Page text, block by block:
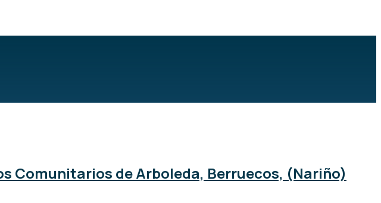
Comunitarios de Arboleda, Berruecos, (Nariño)